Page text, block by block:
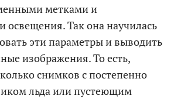
метками и
освещения. Так она научилась
эти параметры и выводить
изображения. То есть,
снимков с постепенно
льда или пустеющим